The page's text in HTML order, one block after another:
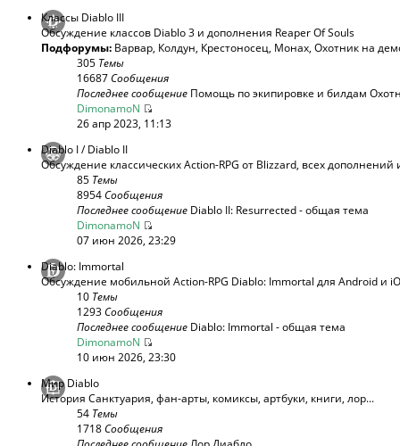
Классы Diablo III
Обсуждение классов Diablo 3 и дополнения Reaper Of Souls
Подфорумы: Варвар, Колдун, Крестоносец, Монах, Охотник на
305 Темы
16687Сообщения
Последнее сообщение Помощь по экипировке и билдам
DimonamoN
26 апр 2023, 11:13
Diablo I / Diablo II
Обсуждение классических Action-RPG от Blizzard, всех дополнений
85 Темы
8954Сообщения
Последнее сообщение Diablo II: Resurrected - общая тема
DimonamoN
07 июн 2026, 23:29
Diablo: Immortal
Обсуждение мобильной Action-RPG Diablo: Immortal для Android и
10 Темы
1293Сообщения
Последнее сообщение Diablo: Immortal - общая тема
DimonamoN
10 июн 2026, 23:30
Мир Diablo
История Санктуария, фан-арты, комиксы, артбуки, книги, лор...
54 Темы
1718Сообщения